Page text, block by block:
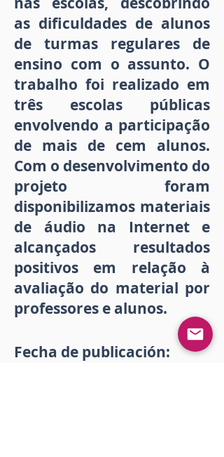
as dificuldades de alunos
de turmas regulares de
ensino com o assunto. O
trabalho foi realizado em
três escolas públicas
envolvendo a participação
de mais de cem alunos.
Com o desenvolvimento do
projeto foram
disponibilizamos materiais
de áudio na Internet e
alcançados resultados
positivos em relação à
avaliação do material por
professores e alunos.
Fecha de publicación: